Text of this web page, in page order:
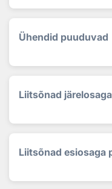
Ühendid puuduvad
Liitsõnad
Liitsõnad esiosaga